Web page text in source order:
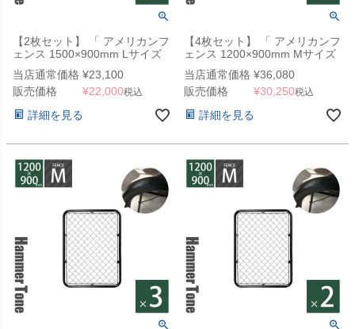
【2枚セット】 「 アメリカンフ
ェンス 1500×900mm Lサイズ
ハンマートーンブラック 2枚セ
ット 」
当店通常価格 ¥23,100
販売価格
¥22,000税込
詳細を見る
【4枚セット】 「 アメリカンフ
ェンス 1200×900mm Mサイズ
ハンマートーンブラック 4枚セ
ット 」
当店通常価格 ¥36,080
販売価格
¥30,250税込
詳細を見る